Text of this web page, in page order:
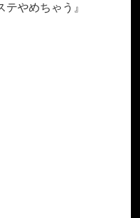
テやめちゃう』